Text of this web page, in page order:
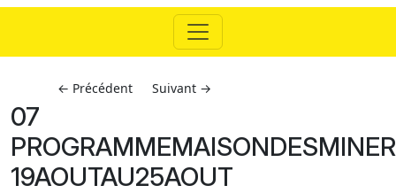
← Précédent Suivant →
07
19AOUTAU25AOUT